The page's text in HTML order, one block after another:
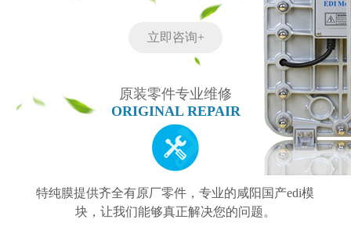
立即咨询+
原装零件专业维修
ORIGINAL REPAIR
特纯膜提供齐全有原厂零件，专业的咸阳国产edi模
块，让我们能够真正解决您的问题。